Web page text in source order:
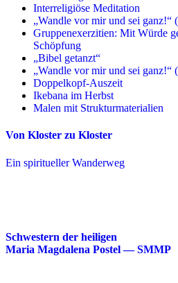
Interreligiöse Meditation
„Wandle vor mir und sei ganz!“
Gruppenexerzitien: Mit Würde
Schöpfung
„Bibel getanzt“
„Wandle vor mir und sei ganz!“
Doppelkopf-Auszeit
Ikebana im Herbst
Malen mit Strukturmaterialien
Von Kloster zu Kloster
Ein spiritueller Wanderweg
Schwestern der heiligen
Maria Magdalena Postel — SMMP